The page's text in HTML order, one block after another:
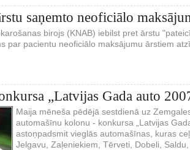
saņemto neoficiālo
birojs (KNAB) iebilst pret ārstu
par pacientu neoficiālo maksājumu ārstiem
„Latvijas Gada auto
Maija mēneša pēdējā sestdienā uz
automašīnu kolonu - konkursa „Latvijas
astoņpadsmit vieglās automašīnas, kuras
Jelgavu, Zaļeniekiem, Tērveti, Dobeli,